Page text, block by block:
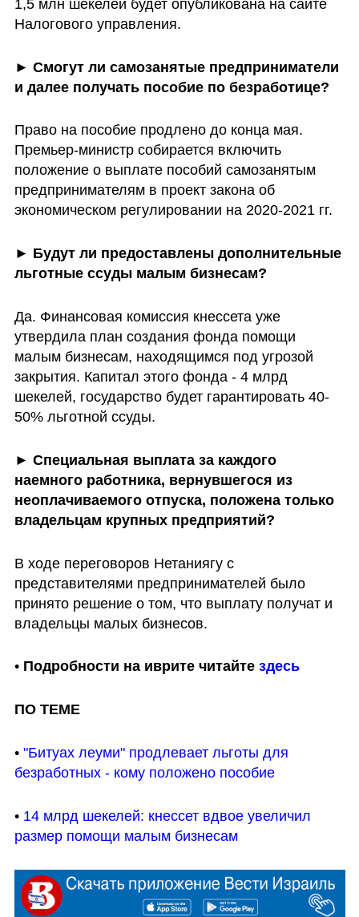
1,5 млн шекелей будет опубликована на сайте
Налогового управления.
► Смогут ли самозанятые предприниматели
и далее получать пособие по безработице?
Право на пособие продлено до конца мая.
Премьер-министр собирается включить
положение о выплате пособий самозанятым
предпринимателям в проект закона об
экономическом регулировании на 2020-2021 гг.
► Будут ли предоставлены дополнительные
льготные ссуды малым бизнесам?
Да. Финансовая комиссия кнессета уже
утвердила план создания фонда помощи
малым бизнесам, находящимся под угрозой
закрытия. Капитал этого фонда - 4 млрд
шекелей, государство будет гарантировать 40-
50% льготной ссуды.
► Специальная выплата за каждого
наемного работника, вернувшегося из
неоплачиваемого отпуска, положена только
владельцам крупных предприятий?
В ходе переговоров Нетаниягу с
представителями предпринимателей было
принято решение о том, что выплату получат и
владельцы малых бизнесов.
• Подробности на иврите читайте здесь
ПО ТЕМЕ
• "Битуах леуми" продлевает льготы для
безработных - кому положено пособие
• 14 млрд шекелей: кнессет вдвое увеличил
размер помощи малым бизнесам